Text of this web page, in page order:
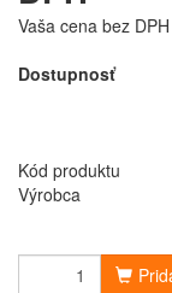
Vaša cena bez DPH
Dostupnosť
Kód produktu
Výrobca